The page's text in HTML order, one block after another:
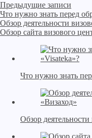
Предыдущие записи
Что нужно знать перед
Обзор деятельности
Обзор сайта визового
Что нужно знать
Обзор деятельности